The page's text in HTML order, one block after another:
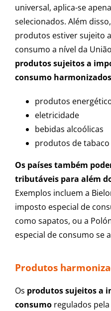
universal, aplica-se
selecionados. Além
produtos estiver sujeito
consumo a nível da
produtos sujeitos a
consumo harmonizados
produtos
eletricidade
bebidas alcoólicas
produtos de tabaco
Os países também
tributáveis ​​para além
Exemplos incluem a
imposto especial de
como sapatos, ou a
especial de consumo se
Produtos
Os produtos sujeitos a
consumoregulados pela